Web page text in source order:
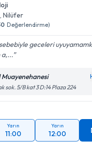
, Nilüfer
Değerlendirme)
geceleri
a,...
Muayenehanesi
sok. 5/B kat 3 D:14 Plaza 224
Yarın
11:00
Yarın
12:00